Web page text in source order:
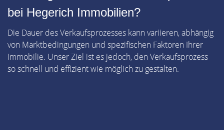
bei Hegerich Immobilien?
Die Dauer des Verkaufsprozesses kann variieren, abhängig
von Marktbedingungen und spezifischen Faktoren Ihrer
Immobilie. Unser Ziel ist es jedoch, den Verkaufsprozess
so schnell und effizient wie möglich zu gestalten.